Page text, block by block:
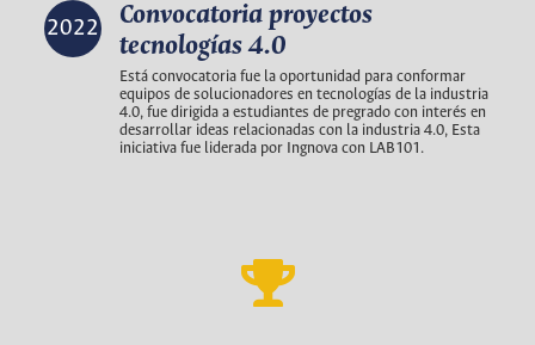
2022
Convocatoria proyectos
tecnologías 4.0
Está convocatoria fue la oportunidad para conformar
equipos de solucionadores en tecnologías de la industria
4.0, fue dirigida a estudiantes de pregrado con interés en
desarrollar ideas relacionadas con la industria 4.0, Esta
iniciativa fue liderada por Ingnova con LAB101.